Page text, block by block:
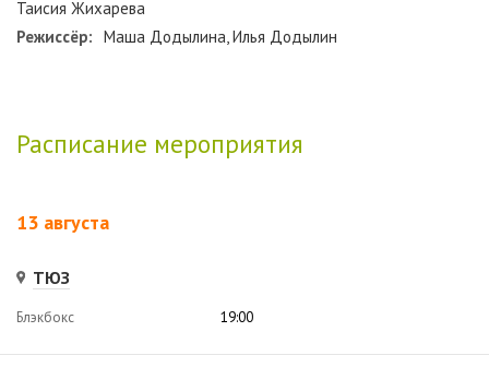
Таисия Жихарева
Режиссёр: Маша Додылина, Илья Додылин
Расписание мероприятия
13 августа
ТЮЗ
Блэкбокс 19:00